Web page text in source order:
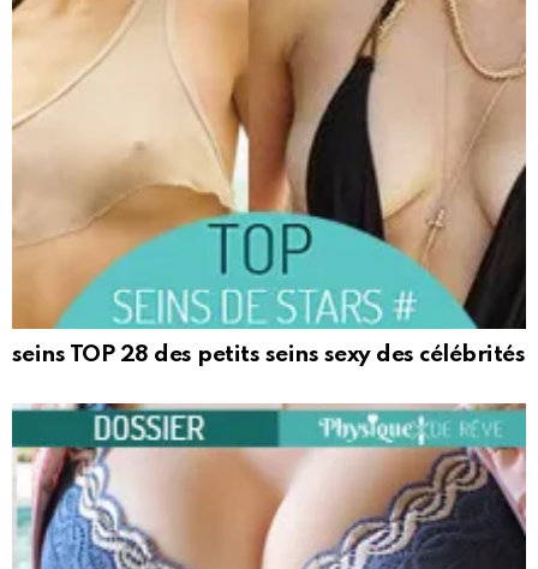
seins TOP 28 des petits seins sexy des célébrités